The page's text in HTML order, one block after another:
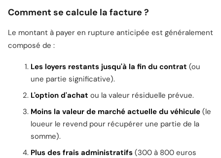
Comment se calcule la facture ?
Le montant à payer en rupture anticipée est généralement
composé de :
Les loyers restants jusqu'à la fin du contrat (ou
une partie significative).
L'option d'achat ou la valeur résiduelle prévue.
Moins la valeur de marché actuelle du véhicule (le
loueur le revend pour récupérer une partie de la
somme).
Plus des frais administratifs (300 à 800 euros